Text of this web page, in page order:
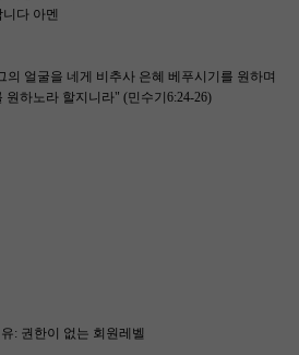
다 아멘
얼굴을 네게 비추사 은혜 베푸시기를 원하며
하노라 할지니라" (민수기6:24-26)
: 권한이 없는 회원레벨